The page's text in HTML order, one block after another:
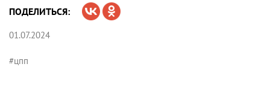
ПОДЕЛИТЬСЯ:
01.07.2024
#цпп